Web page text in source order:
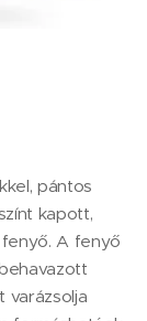
pántos
kapott,
A fenyő
varázsolja